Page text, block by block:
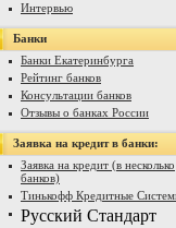
Интервью
Банки
Банки Екатеринбурга
Рейтинг банков
Консультации банков
Отзывы о банках России
Заявка на кредит в банки:
Заявка на кредит (в несколько
банков)
Тинькофф Кредитные
Русский Стандарт